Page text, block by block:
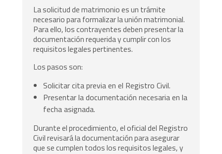
La solicitud de matrimonio es un trámite
necesario para formalizar la unión matrimonial.
Para ello, los contrayentes deben presentar la
documentación requerida y cumplir con los
requisitos legales pertinentes.
Los pasos son:
Solicitar cita previa en el Registro Civil.
Presentar la documentación necesaria en la
fecha asignada.
Durante el procedimiento, el oficial del Registro
Civil revisará la documentación para asegurar
que se cumplen todos los requisitos legales, y